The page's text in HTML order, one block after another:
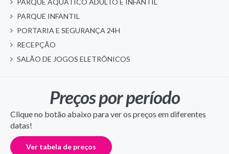
PARQUE INFANTIL
PORTARIA E SEGURANÇA 24H
RECEPÇÃO
SALÃO DE JOGOS ELETRÔNICOS
Preços por período
Clique no botão abaixo para ver os preços em diferentes
datas!
Ver tabela de preços